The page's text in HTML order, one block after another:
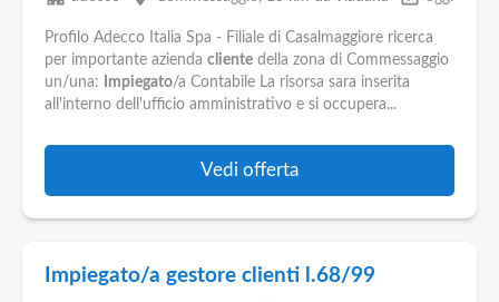
Profilo Adecco Italia Spa - Filiale di Casalmaggiore ricerca
per importante azienda cliente della zona di Commessaggio
un/una:
Impiegato/a Contabile La risorsa sara inserita
all'interno dell'ufficio amministrativo e si occupera...
Vedi offerta
Impiegato/a gestore clienti l.68/99